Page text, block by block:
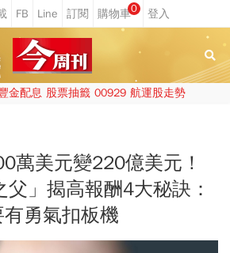
0
金配息 股票抽籤 00929 航運股走勢
萬美元變220億美元！
父」揭高報酬4大秘訣：
有勇氣扣板機